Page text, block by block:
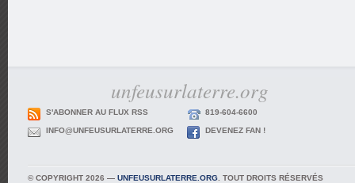
unfeusurlaterre.org
S'ABONNER AU FLUX RSS 819-604-6600
INFO@UNFEUSURLATERRE.ORG DEVENEZ FAN !
© COPYRIGHT 2026 — UNFEUSURLATERRE.ORG . TOUT DROITS RÉSERVÉS